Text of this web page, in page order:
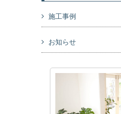
施工事例
お知らせ